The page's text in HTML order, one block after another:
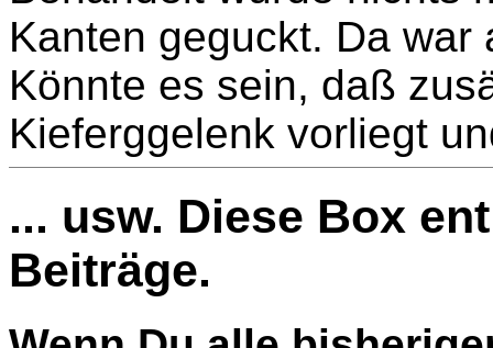
Kanten geguckt. Da war
Könnte es sein, daß
Kieferggelenk vorliegt
... usw. Diese Box
Beiträge.